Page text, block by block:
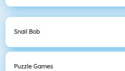
Snail Bob
Puzzle Games